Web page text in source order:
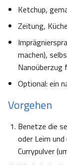
Ketchup,
Zeitung,
machen),
Nanoüberzug
Optional: ein
Vorgehen
Benetze die
oder Leim
Currypulver